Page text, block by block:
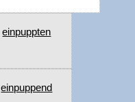
einpuppten
einpuppend